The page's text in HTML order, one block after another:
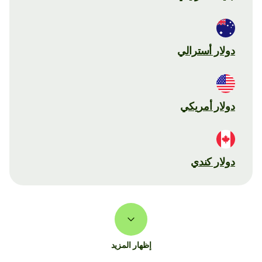
دولار أسترالي
دولار أمريكي
دولار كندي
إظهار المزيد